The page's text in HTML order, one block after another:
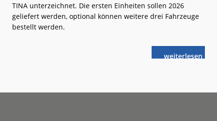
TINA unterzeichnet. Die ersten Einheiten sollen 2026
geliefert werden, optional können weitere drei Fahrzeuge
bestellt werden.
weiterlese
nGera: